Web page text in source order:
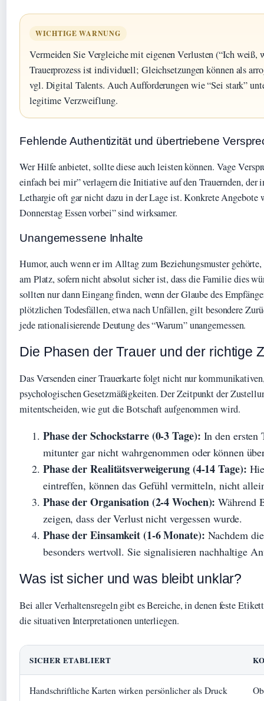
WICHTIGE WARNUNG
Vermeiden Sie Vergleiche mit eigenen Verlusten (“Ich weiß,
Trauerprozess ist individuell; Gleichsetzungen können als
vgl. Digital Talents. Auch Aufforderungen wie “Sei stark”
legitime Verzweiflung.
Fehlende Authentizität und übertriebene
Wer Hilfe anbietet, sollte diese auch leisten können. Vage
einfach bei mir” verlagern die Initiative auf den Trauernden, der
Lethargie oft gar nicht dazu in der Lage ist. Konkrete Angebote
Donnerstag Essen vorbei” sind wirksamer.
Unangemessene Inhalte
Humor, auch wenn er im Alltag zum Beziehungsmuster
am Platz, sofern nicht absolut sicher ist, dass die Familie dies
sollten nur dann Eingang finden, wenn der Glaube des
plötzlichen Todesfällen, etwa nach Unfällen, gilt besondere
jede rationalisierende Deutung des “Warum” unangemessen.
Die Phasen der Trauer und der richtige
Das Versenden einer Trauerkarte folgt nicht nur
psychologischen Gesetzmäßigkeiten. Der Zeitpunkt der
mitentscheiden, wie gut die Botschaft aufgenommen wird.
Phase der Schockstarre (0-3 Tage): In den ersten
mitunter gar nicht wahrgenommen oder können
Phase der Realitätsverweigerung (4-14 Tage):
eintreffen, können das Gefühl vermitteln, nicht
Phase der Organisation (2-4 Wochen): Während
zeigen, dass der Verlust nicht vergessen wurde.
Phase der Einsamkeit (1-6 Monate): Nachdem
besonders wertvoll. Sie signalisieren nachhaltige
Was ist sicher und was bleibt unklar?
Bei aller Verhaltensregeln gibt es Bereiche, in denen feste
die situativen Interpretationen unterliegen.
SICHER ETABLIERT
Handschriftliche Karten wirken persönlicher als Druck